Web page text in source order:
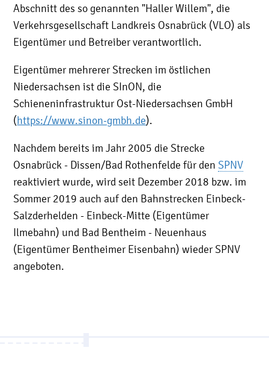
Abschnitt des so genannten "Haller Willem", die
Verkehrsgesellschaft Landkreis Osnabrück (VLO) als
Eigentümer und Betreiber verantwortlich.
Eigentümer mehrerer Strecken im östlichen
Niedersachsen ist die SInON, die
Schieneninfrastruktur Ost-Niedersachsen GmbH
(https://www.sinon-gmbh.de).
Nachdem bereits im Jahr 2005 die Strecke
Osnabrück - Dissen/Bad Rothenfelde für denSPNV
reaktiviert wurde, wird seit Dezember 2018 bzw. im
Sommer 2019 auch auf den Bahnstrecken Einbeck-
Salzderhelden - Einbeck-Mitte (Eigentümer
Ilmebahn) und Bad Bentheim - Neuenhaus
(Eigentümer Bentheimer Eisenbahn) wieder SPNV
angeboten.